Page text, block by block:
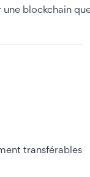
une blockchain
transférables